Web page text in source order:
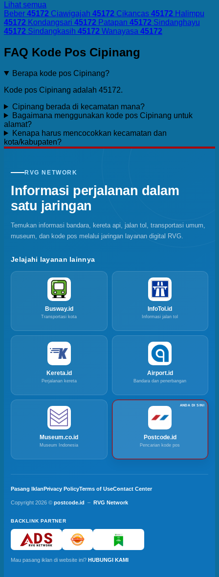
Lihat semua
Beber 45172 Ciawigajah 45172 Cikancas 45172 Halimpu
45172 Kondangsari 45172 Patapan 45172 Sindanghayu
45172 Sindangkasih 45172 Wanayasa 45172
FAQ Kode Pos Cipinang
Berapa kode pos Cipinang?
Kode pos Cipinang adalah 45172.
Cipinang berada di kecamatan mana?
Bagaimana menggunakan kode pos Cipinang untuk
alamat?
Kenapa harus mencocokkan kecamatan dan
kota/kabupaten?
RVG NETWORK
Informasi perjalanan dalam
satu jaringan
Temukan informasi bandara, kereta api, jalan tol, transportasi umum,
museum, dan kode pos melalui jaringan layanan digital RVG.
Jelajahi layanan lainnya
Busway.id
Transportasi kota
InfoTol.id
Informasi jalan tol
Kereta.id
Perjalanan kereta
Airport.id
Bandara dan penerbangan
Museum.co.id
Museum Indonesia
Postcode.id
Pencarian kode pos
Pasang IklanPrivacy PolicyTerms of UseContact Center
Copyright 2026 © postcode.id – RVG Network
BACKLINK PARTNER
Mau pasang iklan di website ini? HUBUNGI KAMI